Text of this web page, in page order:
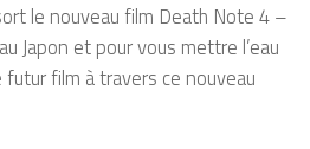
le nouveau film Death Note 4 –
Japon et pour vous mettre l’eau
futur film à travers ce nouveau